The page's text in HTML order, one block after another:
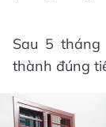
Sau 5
thành đúng